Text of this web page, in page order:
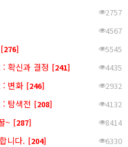
2757
4567
[276] 5545
확신과 결정 [241] 4435
: 변화 [246] 2932
탐색전 [208] 4132
~ [287] 8414
니다. [204] 6330